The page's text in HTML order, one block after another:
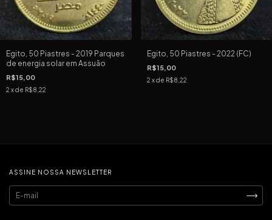
Egito, 50 Piastres - 2019 Parques
de energia solar em Assuão
R$15,00
2 x de R$8,22
Egito, 50 Piastres - 2022 (FC)
R$15,00
2 x de R$8,22
ASSINE NOSSA NEWSLETTER